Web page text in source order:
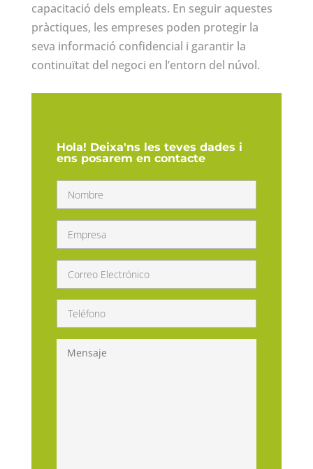
capacitació dels empleats. En seguir aquestes
pràctiques, les empreses poden protegir la
seva informació confidencial i garantir la
continuïtat del negoci en l’entorn del núvol.
Hola! Deixa'ns les teves dades i
ens posarem en contacte